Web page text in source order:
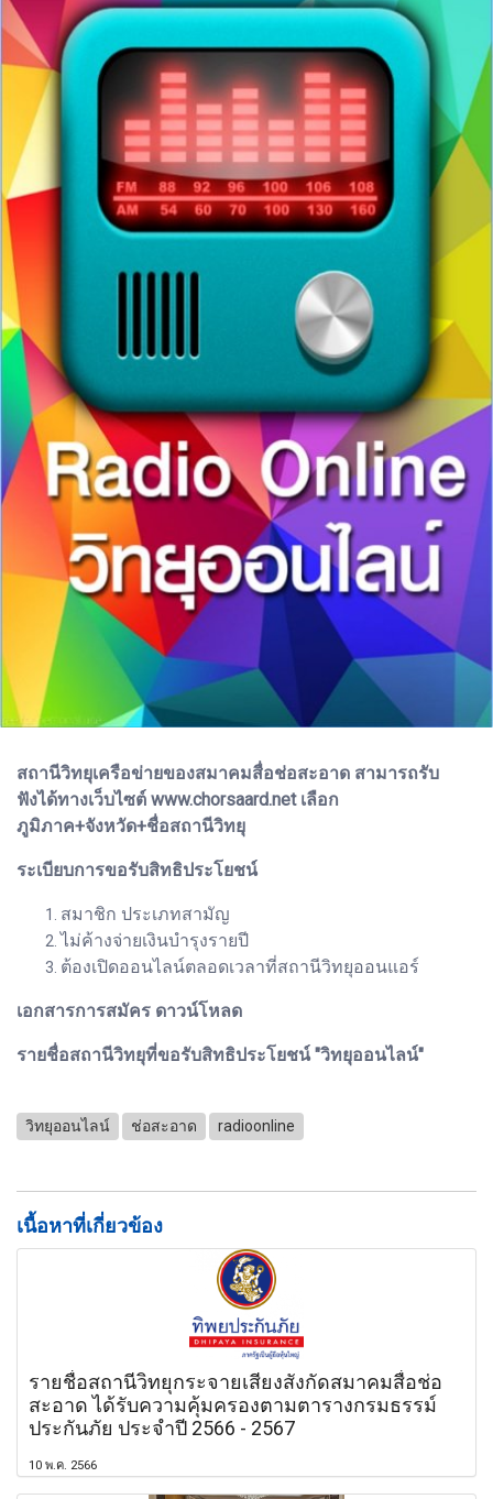
สถานีวิทยุเครือข่ายของสมาคมสื่อช่อสะอาด สามารถรับ
ฟังได้ทางเว็บไซต์ www.chorsaard.net เลือก
ภูมิภาค+จังหวัด+ชื่อสถานีวิทยุ
ระเบียบการขอรับสิทธิประโยชน์
สมาชิก ประเภทสามัญ
ไม่ค้างจ่ายเงินบำรุงรายปี
ต้องเปิดออนไลน์ตลอดเวลาที่สถานีวิทยุออนแอร์
เอกสารการสมัคร ดาวน์โหลด
รายชื่อสถานีวิทยุที่ขอรับสิทธิประโยชน์ "วิทยุออนไลน์"
วิทยุออนไลน์ ช่อสะอาด radioonline
เนื้อหาที่เกี่ยวข้อง
รายชื่อสถานีวิทยุกระจายเสียงสังกัดสมาคมสื่อช่อ
สะอาด ได้รับความคุ้มครองตามตารางกรมธรรม์
ประกันภัย ประจำปี 2566 - 2567
10 พ.ค. 2566